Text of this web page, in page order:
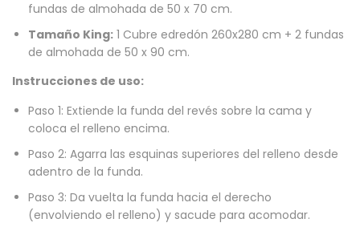
fundas de almohada de 50 x 70 cm.
Tamaño King: 1 Cubre edredón 260x280 cm + 2 fundas
de almohada de 50 x 90 cm.
Instrucciones de uso:
Paso 1: Extiende la funda del revés sobre la cama y
coloca el relleno encima.
Paso 2: Agarra las esquinas superiores del relleno desde
adentro de la funda.
Paso 3: Da vuelta la funda hacia el derecho
(envolviendo el relleno) y sacude para acomodar.